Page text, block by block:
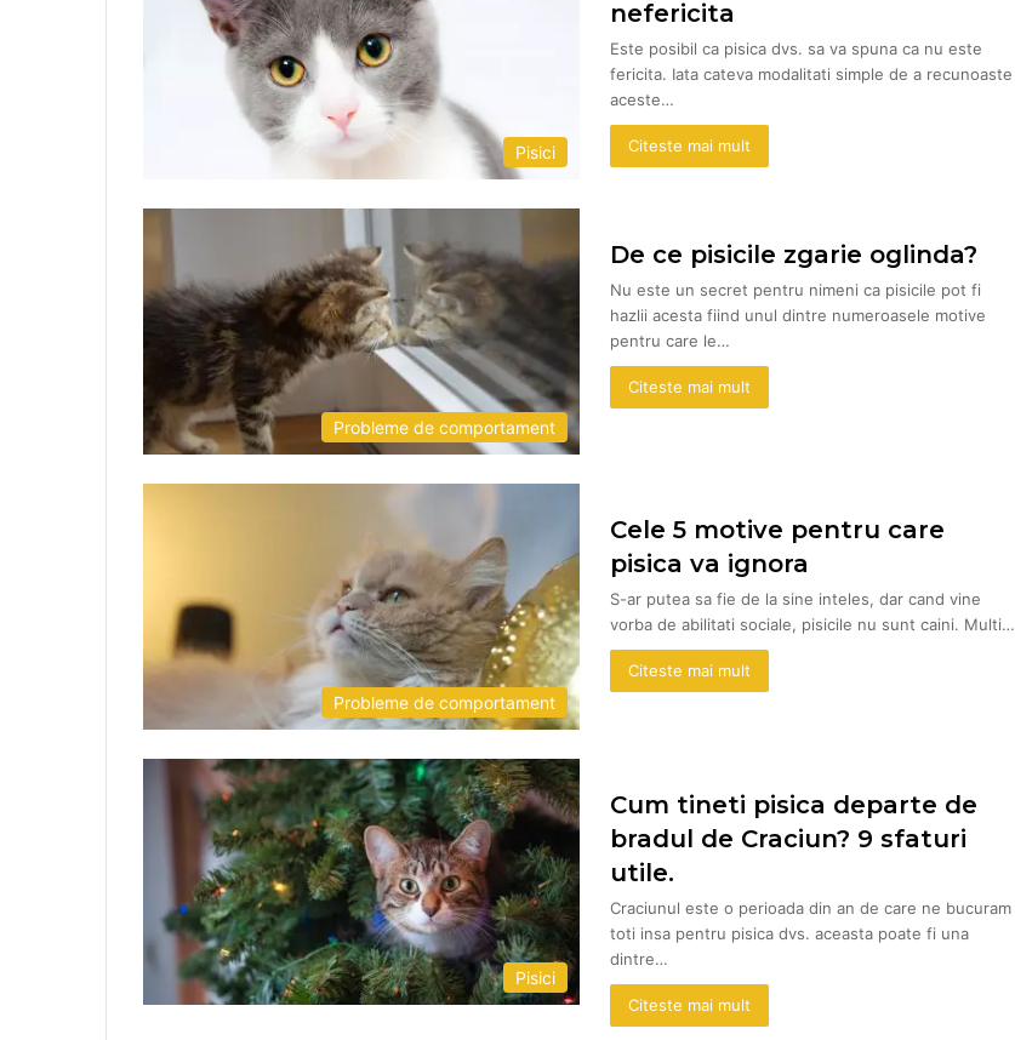
Pisici
nefericita
Este posibil ca pisica dvs. sa va spuna ca nu este
fericita. Iata cateva modalitati simple de a recunoaste
aceste…
Citeste mai mult
Probleme de comportament
De ce pisicile zgarie oglinda?
Nu este un secret pentru nimeni ca pisicile pot fi
hazlii acesta fiind unul dintre numeroasele motive
pentru care le…
Citeste mai mult
Probleme de comportament
Cele 5 motive pentru care
pisica va ignora
S-ar putea sa fie de la sine inteles, dar cand vine
vorba de abilitati sociale, pisicile nu sunt caini. Multi…
Citeste mai mult
Pisici
Cum tineti pisica departe de
bradul de Craciun? 9 sfaturi
utile.
Craciunul este o perioada din an de care ne bucuram
toti insa pentru pisica dvs. aceasta poate fi una
dintre…
Citeste mai mult